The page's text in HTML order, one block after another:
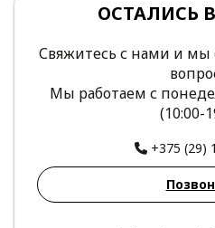
ОСТАЛИСЬ
Свяжитесь с нами и мы
Мы работаем с
(10:00-
+375 (29)